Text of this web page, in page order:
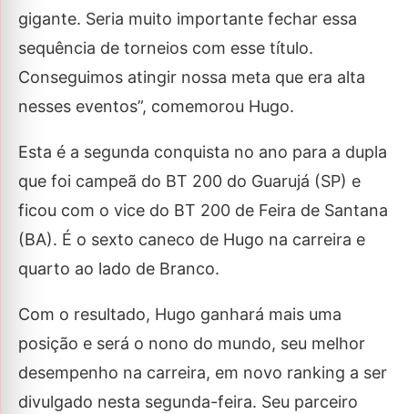
gigante. Seria muito importante fechar essa
sequência de torneios com esse título.
Conseguimos atingir nossa meta que era alta
nesses eventos”, comemorou Hugo.
Esta é a segunda conquista no ano para a dupla
que foi campeã do BT 200 do Guarujá (SP) e
ficou com o vice do BT 200 de Feira de Santana
(BA). É o sexto caneco de Hugo na carreira e
quarto ao lado de Branco.
Com o resultado, Hugo ganhará mais uma
posição e será o nono do mundo, seu melhor
desempenho na carreira, em novo ranking a ser
divulgado nesta segunda-feira. Seu parceiro